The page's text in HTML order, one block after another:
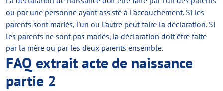
ou par une personne ayant assisté à l'accouchement. Si les
parents sont mariés, l'un ou l'autre peut faire la déclaration. Si
les parents ne sont pas mariés, la déclaration doit être faite
par la mère ou par les deux parents ensemble.
FAQ extrait acte de naissance
partie 2